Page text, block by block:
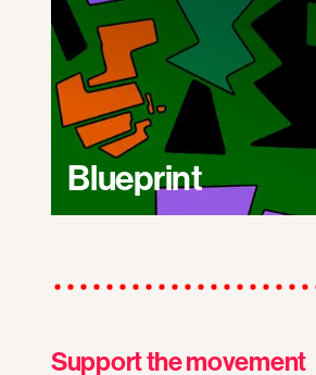
Blueprint
Support the movement